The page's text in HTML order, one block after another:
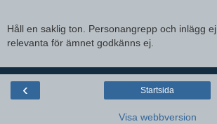
Håll en saklig ton. Personangrepp och inlägg ej
relevanta för ämnet godkänns ej.
‹ Startsida
Visa webbversion